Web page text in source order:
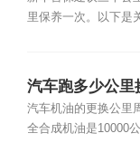
里保养一次。以下是
汽车跑多少公里
汽车机油的更换公里
全合成机油是10000